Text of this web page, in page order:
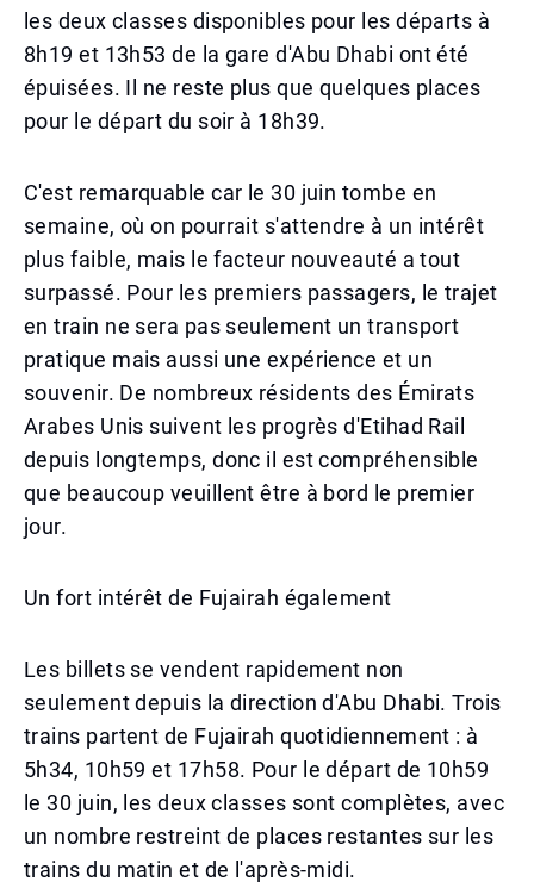
les deux classes disponibles pour les départs à
8h19 et 13h53 de la gare d'Abu Dhabi ont été
épuisées. Il ne reste plus que quelques places
pour le départ du soir à 18h39.
C'est remarquable car le 30 juin tombe en
semaine, où on pourrait s'attendre à un intérêt
plus faible, mais le facteur nouveauté a tout
surpassé. Pour les premiers passagers, le trajet
en train ne sera pas seulement un transport
pratique mais aussi une expérience et un
souvenir. De nombreux résidents des Émirats
Arabes Unis suivent les progrès d'Etihad Rail
depuis longtemps, donc il est compréhensible
que beaucoup veuillent être à bord le premier
jour.
Un fort intérêt de Fujairah également
Les billets se vendent rapidement non
seulement depuis la direction d'Abu Dhabi. Trois
trains partent de Fujairah quotidiennement : à
5h34, 10h59 et 17h58. Pour le départ de 10h59
le 30 juin, les deux classes sont complètes, avec
un nombre restreint de places restantes sur les
trains du matin et de l'après-midi.